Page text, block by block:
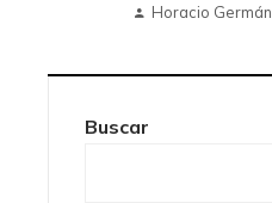
Horacio Germán
Buscar